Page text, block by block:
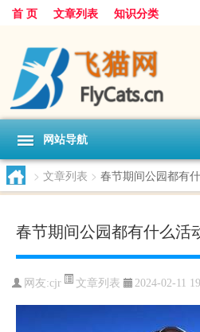
首 页 文章列表 知识分类
网站导航
> 文章列表 > 春节期间公园都有
春节期间公园都有什么活
网友:cjr 文章列表 2024-02-11